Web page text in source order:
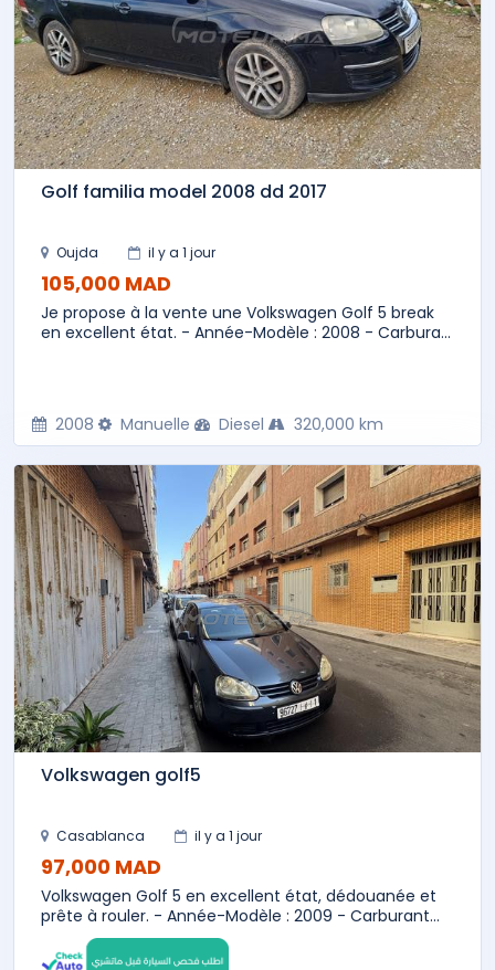
Golf familia model 2008 dd 2017
Oujda il y a 1 jour
105,000 MAD
Je propose à la vente une Volkswagen Golf 5 break
en excellent état. - Année-Modèle : 2008 - Carbura...
2008 Manuelle Diesel 320,000 km
Volkswagen golf5
Casablanca il y a 1 jour
97,000 MAD
Volkswagen Golf 5 en excellent état, dédouanée et
prête à rouler. - Année-Modèle : 2009 - Carburant...